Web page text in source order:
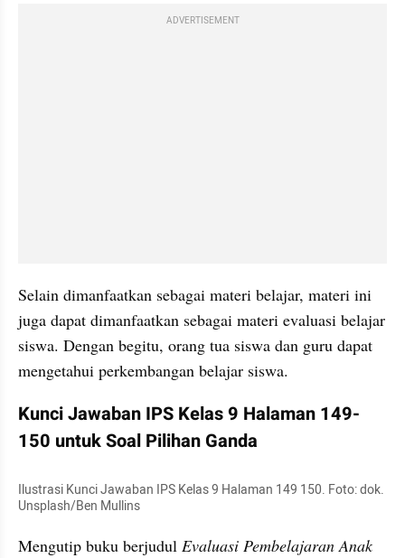
ADVERTISEMENT
Selain dimanfaatkan sebagai materi belajar, materi ini
juga dapat dimanfaatkan sebagai materi evaluasi belajar
siswa. Dengan begitu, orang tua siswa dan guru dapat
mengetahui perkembangan belajar siswa.
Kunci Jawaban IPS Kelas 9 Halaman 149-
150 untuk Soal Pilihan Ganda
Ilustrasi Kunci Jawaban IPS Kelas 9 Halaman 149 150. Foto: dok.
Unsplash/Ben Mullins
Mengutip buku berjudul Evaluasi Pembelajaran Anak